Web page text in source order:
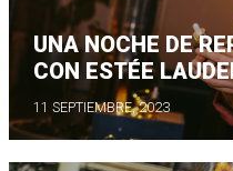
UNA NOCHE DE
CON ESTÉE
11 SEPTIEMBRE, 2023